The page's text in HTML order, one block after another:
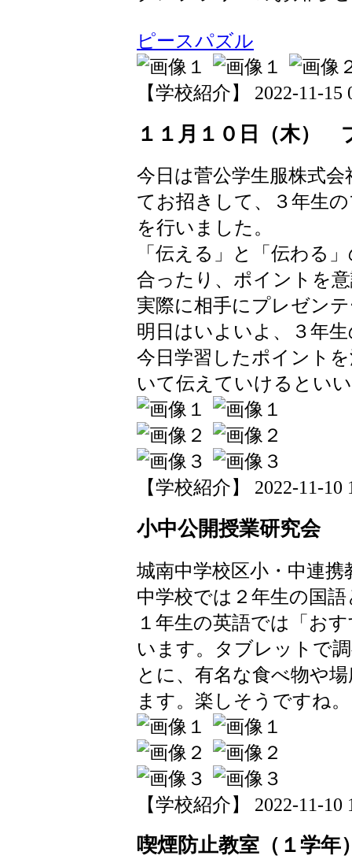
ピースパズル
【学校紹介】 2022-11-15
１１月１０日（木）
今日は菅公学生服株式
てお招きして、３年生
を行いました。
「伝える」と「伝わる
合ったり、ポイントを
実際に相手にプレゼン
明日はいよいよ、３年
今日学習したポイント
いて伝えていけるとい
【学校紹介】 2022-11-10
小中公開授業研究会
城南中学校区小・中連
中学校では２年生の国
１年生の英語では「お
います。タブレットで
とに、有名な食べ物や
ます。楽しそうですね。
【学校紹介】 2022-11-10
喫煙防止教室（１学年